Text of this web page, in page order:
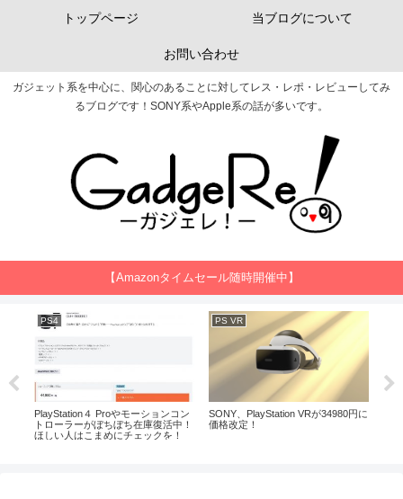
ガジェット系を中心に、関心のあることに対してレス・レポ・レビューしてみ
るブログです！SONY系やApple系の話が多いです。
トップページ 当ブログについて
お問い合わせ
【Amazonタイムセール随時開催中】
PS4
PlayStation４ Proやモーションコン
トローラーがぼちぼち在庫復活中！
ほしい人はこまめにチェックを！
PS VR
SONY、PlayStation VRが34980円に
価格改定！